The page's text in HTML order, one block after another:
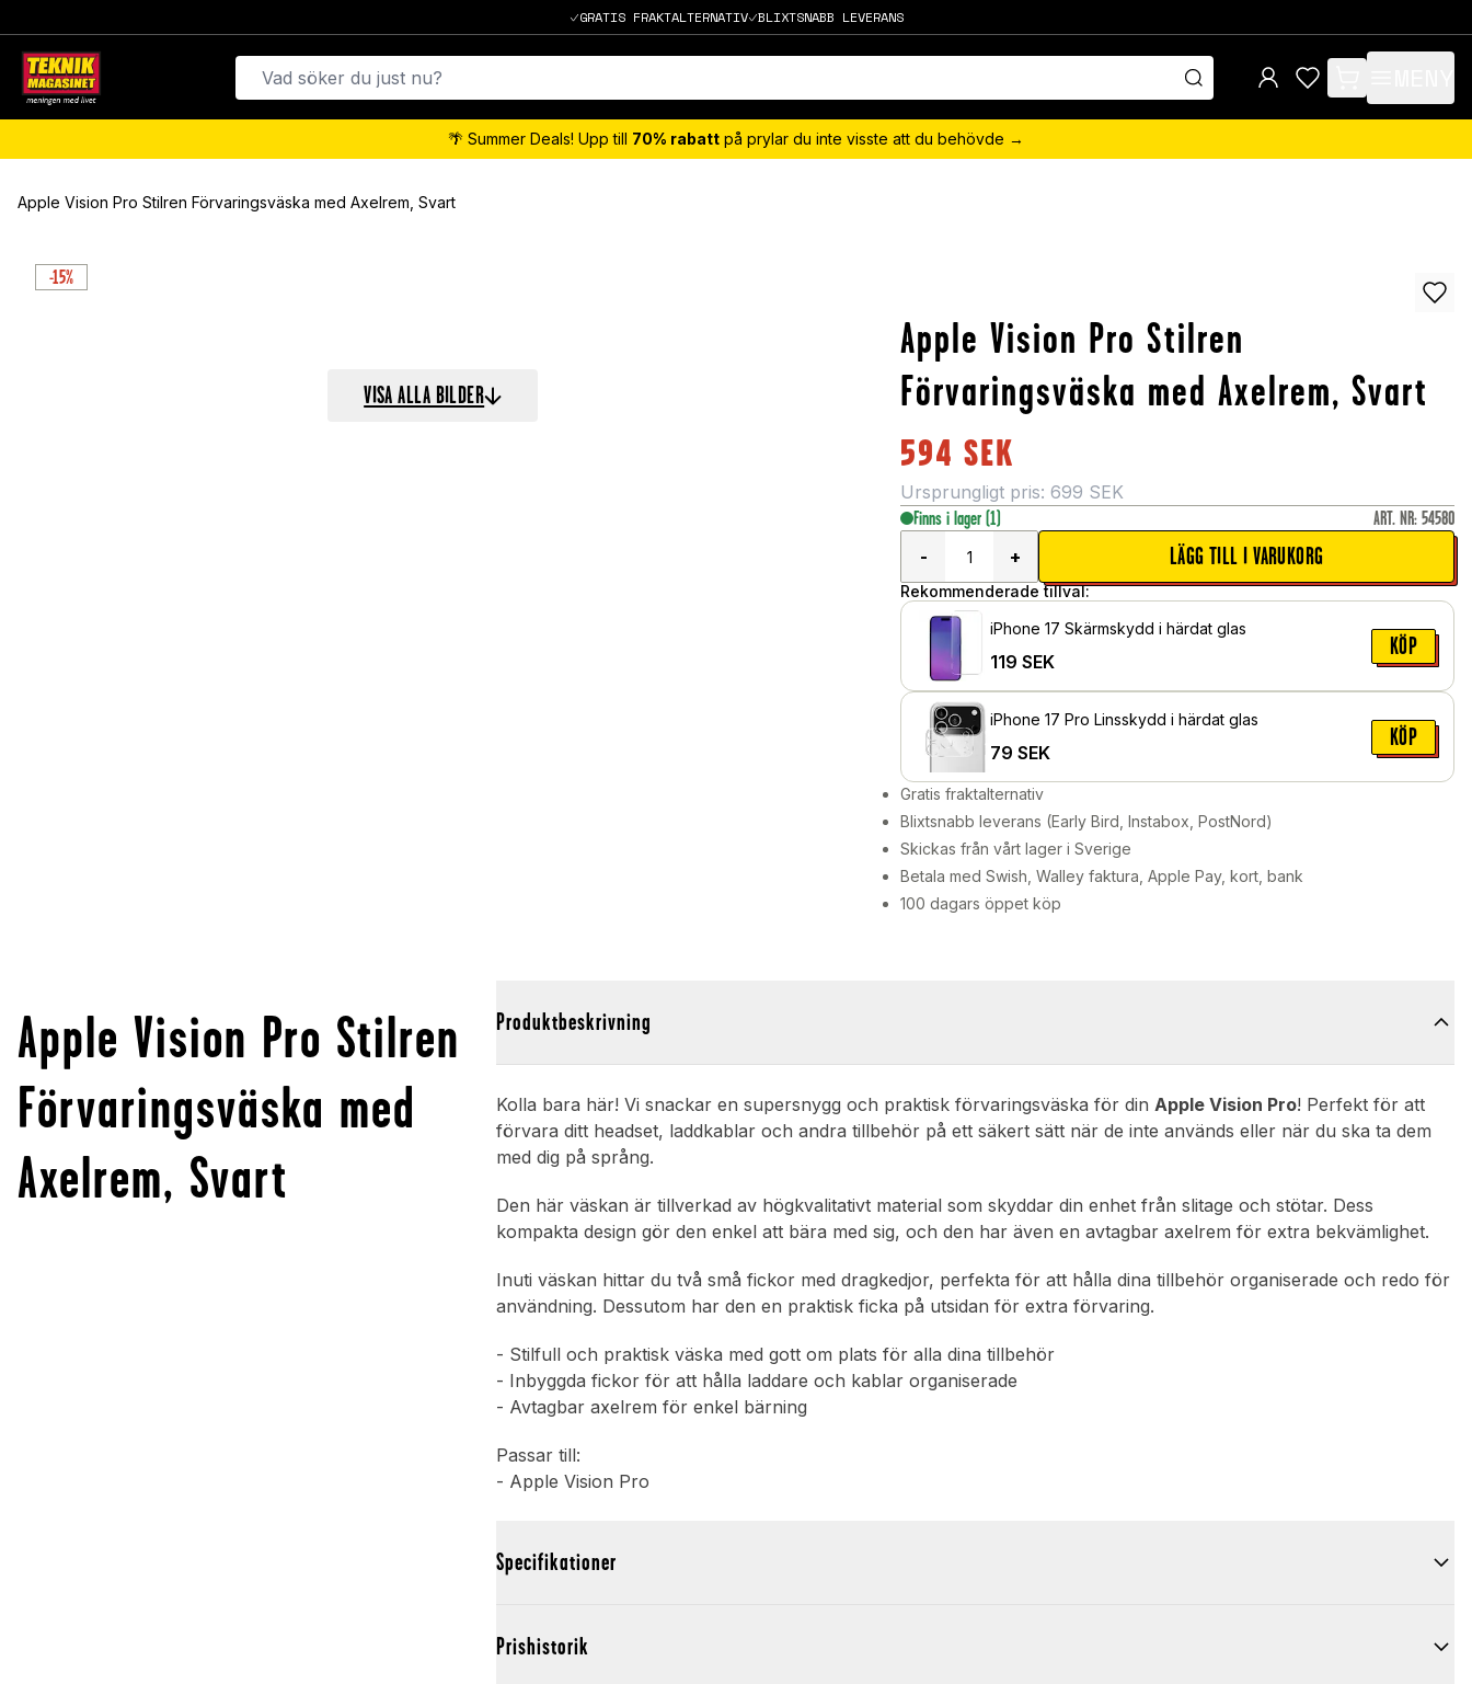
GRATIS FRAKTALTERNATIV BLIXTSNABB LEVERANS
items in cart, view
🌴 Summer Deals! Upp till 70% rabatt på prylar du inte visste att du behövde →
Apple Vision Pro Stilren Förvaringsväska med Axelrem, Svart
-15%
VISA ALLA BILDER
Apple Vision Pro Stilren
Förvaringsväska med Axelrem, Svart
594 SEK
Ursprungligt pris: 699 SEK
Finns i lager (1) ART. NR: 54580
-
+ LÄGG TILL I VARUKORG
Rekommenderade tillval:
iPhone 17 Skärmskydd i härdat glas
119 SEK
KÖP
iPhone 17 Pro Linsskydd i härdat glas
79 SEK
KÖP
Gratis fraktalternativ
Blixtsnabb leverans (Early Bird, Instabox, PostNord)
Skickas från vårt lager i Sverige
Betala med Swish, Walley faktura, Apple Pay, kort, bank
100 dagars öppet köp
Apple Vision Pro Stilren
Förvaringsväska med
Axelrem, Svart
Produktbeskrivning
Kolla bara här! Vi snackar en supersnygg och praktisk förvaringsväska för dinApple Vision Pro! Perfekt för att
förvara ditt headset, laddkablar och andra tillbehör på ett säkert sätt när de inte används eller när du ska ta dem
med dig på språng.
Den här väskan är tillverkad av högkvalitativt material som skyddar din enhet från slitage och stötar. Dess
kompakta design gör den enkel att bära med sig, och den har även en avtagbar axelrem för extra bekvämlighet.
Inuti väskan hittar du två små fickor med dragkedjor, perfekta för att hålla dina tillbehör organiserade och redo för
användning. Dessutom har den en praktisk ficka på utsidan för extra förvaring.
- Stilfull och praktisk väska med gott om plats för alla dina tillbehör
- Inbyggda fickor för att hålla laddare och kablar organiserade
- Avtagbar axelrem för enkel bärning
Passar till:
- Apple Vision Pro
Specifikationer
Prishistorik